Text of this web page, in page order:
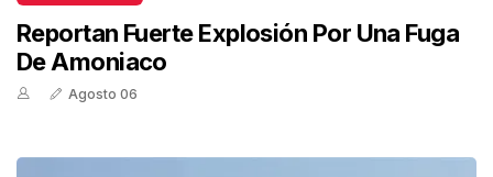
Reportan Fuerte Explosión Por Una Fuga
De Amoniaco
Agosto 06